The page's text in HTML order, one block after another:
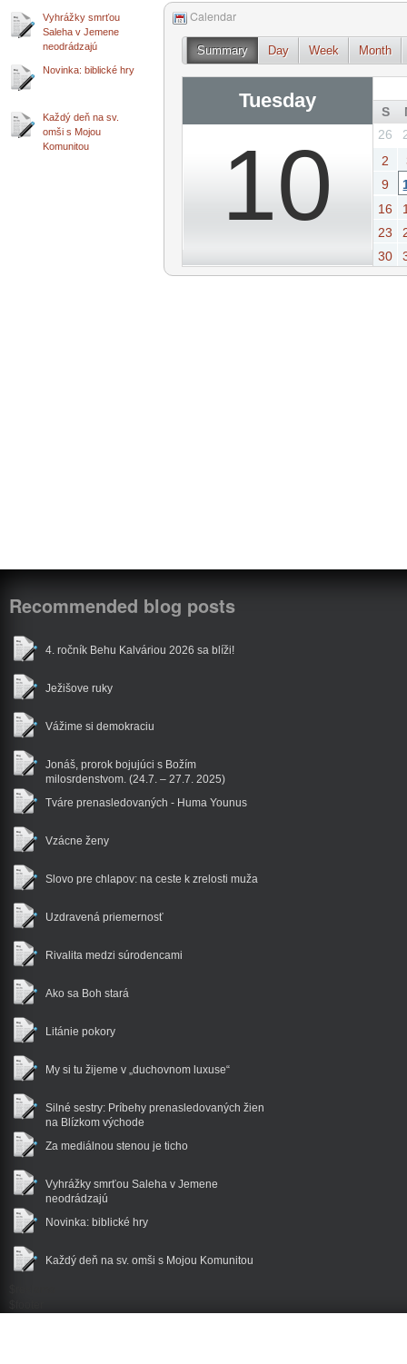
Calendar
Summary Day Week Month
Tuesday
10
S
26
2
9
16
23
30
Vyhrážky smrťou
Saleha v Jemene
neodrádzajú
Novinka: biblické hry
Každý deň na sv.
omši s Mojou
Komunitou
Recommended blog posts
4. ročník Behu Kalváriou 2026 sa blíži!
Ježišove ruky
Vážime si demokraciu
Jonáš, prorok bojujúci s Božím
milosrdenstvom. (24.7. – 27.7. 2025)
Tváre prenasledovaných - Huma Younus
Vzácne ženy
Slovo pre chlapov: na ceste k zrelosti muža
Uzdravená priemernosť
Rivalita medzi súrodencami
Ako sa Boh stará
Litánie pokory
My si tu žijeme v „duchovnom luxuse“
Silné sestry: Príbehy prenasledovaných žien
na Blízkom východe
Za mediálnou stenou je ticho
Vyhrážky smrťou Saleha v Jemene
neodrádzajú
Novinka: biblické hry
Každý deň na sv. omši s Mojou Komunitou